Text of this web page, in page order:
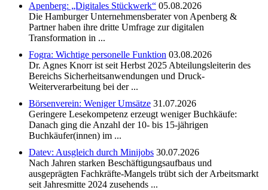
Apenberg: „Digitales Stückwerk“ 05.08.2026
Die Hamburger Unternehmensberater von Apenberg &
Partner haben ihre dritte Umfrage zur digitalen
Transformation in ...
Fogra: Wichtige personelle Funktion 03.08.2026
Dr. Agnes Knorr ist seit Herbst 2025 Abteilungsleiterin des
Bereichs Sicherheitsanwendungen und Druck-
Weiterverarbeitung bei der ...
Börsenverein: Weniger Umsätze 31.07.2026
Geringere Lesekompetenz erzeugt weniger Buchkäufe:
Danach ging die Anzahl der 10- bis 15-jährigen
Buchkäufer(innen) im ...
Datev: Ausgleich durch Minijobs 30.07.2026
Nach Jahren starken Beschäftigungsaufbaus und
ausgeprägten Fachkräfte-Mangels trübt sich der Arbeitsmarkt
seit Jahresmitte 2024 zusehends ...